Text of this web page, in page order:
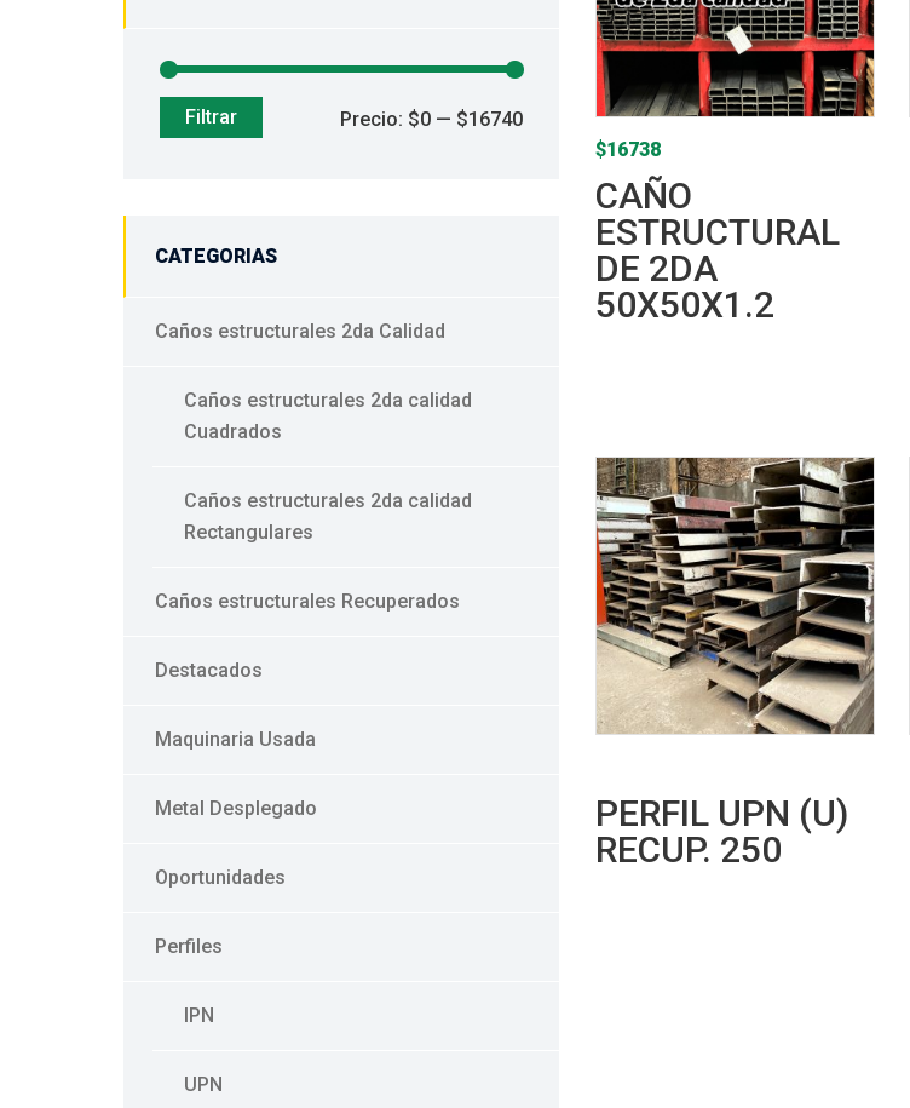
Precio
Precio
Filtrar Precio: $0 — $16740
CATEGORIAS
Caños estructurales 2da Calidad
Caños estructurales 2da calidad
Cuadrados
Caños estructurales 2da calidad
Rectangulares
Caños estructurales Recuperados
Destacados
Maquinaria Usada
Metal Desplegado
Oportunidades
Perfiles
IPN
UPN
CAÑO
ESTRUCTURAL
DE 2DA
50X50X1.2
$16738
PERFIL UPN (U)
RECUP. 250